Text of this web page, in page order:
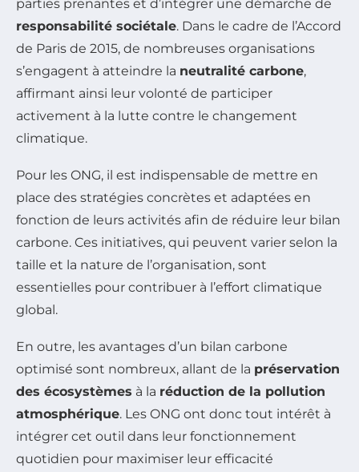
parties prenantes et d’intégrer une démarche de
responsabilité sociétale. Dans le cadre de l’Accord
de Paris de 2015, de nombreuses organisations
s’engagent à atteindre la neutralité carbone,
affirmant ainsi leur volonté de participer
activement à la lutte contre le changement
climatique.
Pour les ONG, il est indispensable de mettre en
place des stratégies concrètes et adaptées en
fonction de leurs activités afin de réduire leur bilan
carbone. Ces initiatives, qui peuvent varier selon la
taille et la nature de l’organisation, sont
essentielles pour contribuer à l’effort climatique
global.
En outre, les avantages d’un bilan carbone
optimisé sont nombreux, allant de la préservation
des écosystèmes à la réduction de la pollution
atmosphérique. Les ONG ont donc tout intérêt à
intégrer cet outil dans leur fonctionnement
quotidien pour maximiser leur efficacité